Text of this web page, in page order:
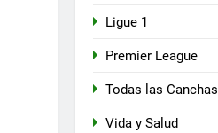
Ligue 1
Premier League
Todas las Canchas
Vida y Salud